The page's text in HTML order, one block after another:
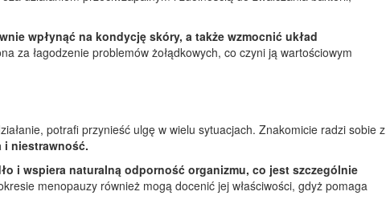
wpłynąć na kondycję skóry, a także wzmocnić układ
za łagodzenie problemów żołądkowych, co czyni ją wartościowym
potrafi przynieść ulgę w wielu sytuacjach. Znakomicie radzi sobie z
i niestrawność.
i wspiera naturalną odporność organizmu, co jest szczególnie
menopauzy również mogą docenić jej właściwości, gdyż pomaga